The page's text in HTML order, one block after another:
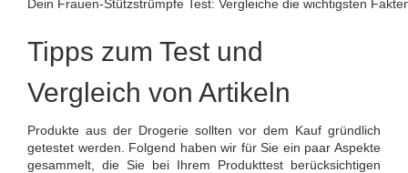
Dein Frauen-Stützstrümpfe Test: Vergleiche die wichtigsten
Tipps zum Test und
Vergleich von Artikeln
Produkte aus der Drogerie sollten vor dem Kauf gründlich
getestet werden. Folgend haben wir für Sie ein paar Aspekte
gesammelt, die Sie bei Ihrem Produkttest berücksichtigen